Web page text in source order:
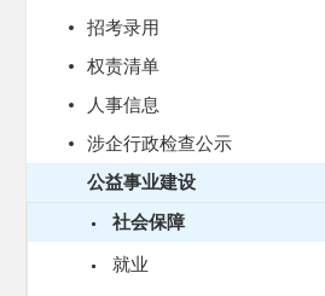
招考录用
权责清单
人事信息
涉企行政检查公示
公益事业建设
社会保障
就业